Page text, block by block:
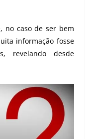
no caso de ser bem
informação fosse
revelando desde